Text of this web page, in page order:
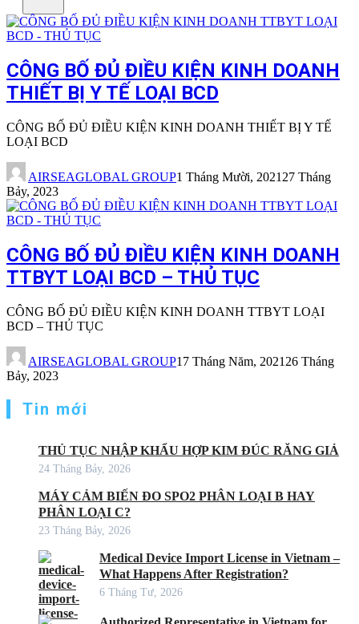
CÔNG BỐ ĐỦ ĐIỀU KIỆN KINH DOANH
THIẾT BỊ Y TẾ LOẠI BCD
CÔNG BỐ ĐỦ ĐIỀU KIỆN KINH DOANH THIẾT BỊ Y TẾ
LOẠI BCD
AIRSEAGLOBAL GROUP1 Tháng Mười, 2021 27 Tháng
Bảy, 2023
CÔNG BỐ ĐỦ ĐIỀU KIỆN KINH DOANH
TTBYT LOẠI BCD – THỦ TỤC
CÔNG BỐ ĐỦ ĐIỀU KIỆN KINH DOANH TTBYT LOẠI
BCD – THỦ TỤC
AIRSEAGLOBAL GROUP17 Tháng Năm, 2021 26 Tháng
Bảy, 2023
Tin mới
THỦ TỤC NHẬP KHẨU HỢP KIM ĐÚC RĂNG GIẢ
24 Tháng Bảy, 2026
MÁY CẢM BIẾN ĐO SPO2 PHÂN LOẠI B HAY
PHÂN LOẠI C?
23 Tháng Bảy, 2026
Medical Device Import License in Vietnam –
What Happens After Registration?
6 Tháng Tư, 2026